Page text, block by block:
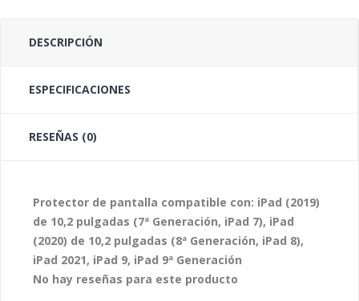
DESCRIPCIÓN
ESPECIFICACIONES
RESEÑAS (0)
Protector de pantalla compatible con: iPad (2019)
de 10,2 pulgadas (7ª Generación, iPad 7), iPad
(2020) de 10,2 pulgadas (8ª Generación, iPad 8),
iPad 2021, iPad 9, iPad 9ª Generación
No hay reseñas para este producto